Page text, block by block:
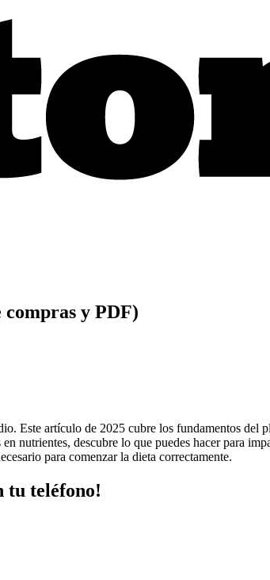
y PDF)
Este artículo de 2025 cubre los fundamentos del
nutrientes, descubre lo que puedes hacer para
para comenzar la dieta correctamente.
tu teléfono!